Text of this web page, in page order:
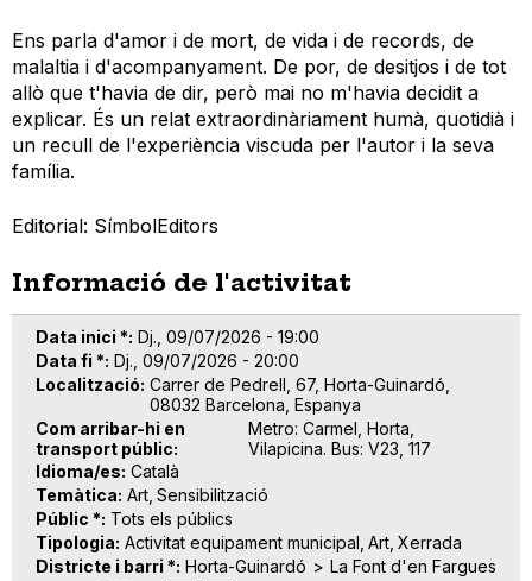
Ens parla d'amor i de mort, de vida i de records, de
malaltia i d'acompanyament. De por, de desitjos i de tot
allò que t'havia de dir, però mai no m'havia decidit a
explicar. És un relat extraordinàriament humà, quotidià i
un recull de l'experiència viscuda per l'autor i la seva
família.
Editorial: SímbolEditors
Informació de l'activitat
Data inici * Dj., 09/07/2026 - 19:00
Data fi * Dj., 09/07/2026 - 20:00
Localització Carrer de Pedrell, 67, Horta-Guinardó,
08032 Barcelona, Espanya
Com arribar-hi en
transport públic
Metro: Carmel, Horta,
Vilapicina. Bus: V23, 117
Idioma/es Català
Temàtica Art Sensibilització
Públic * Tots els públics
Tipologia Activitat equipament municipal Art Xerrada
Districte i barri * Horta-Guinardó
La Font d'en Fargues